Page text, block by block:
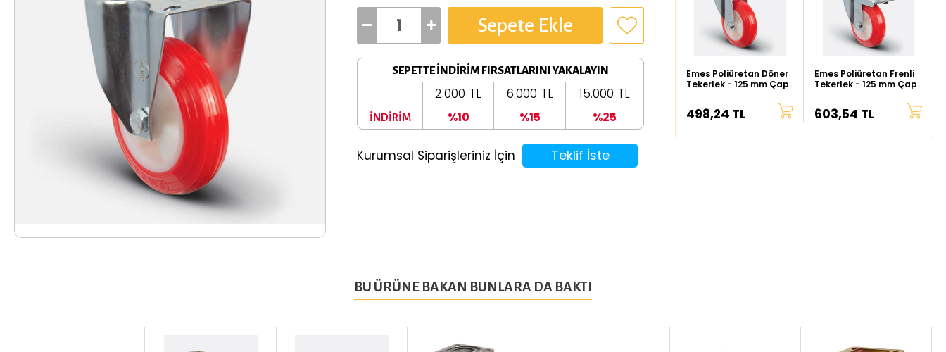
Sepete Ekle
SEPETTE İNDİRİM FIRSATLARINI YAKALAYIN
2.000 TL 6.000 TL 15.000 TL
İNDİRİM %10 %15 %25
Kurumsal Siparişleriniz İçin Teklif İste
Emes Poliüretan Döner
Tekerlek - 125 mm Çap
498,24 TL
Emes Poliüretan Frenli
Tekerlek - 125 mm Çap
603,54 TL
BU ÜRÜNE BAKAN BUNLARA DA BAKTI